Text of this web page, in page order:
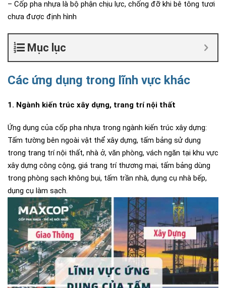
– Cốp pha nhựa là bộ phận chịu lực, chống đỡ khi bê tông tươi
chưa được định hình
Mục lục
Các ứng dụng trong lĩnh vực khác
1. Ngành kiến trúc xây dựng, trang trí nội thất
Ứng dụng của cốp pha nhựa trong ngành kiến trúc xây dựng:
Tấm tường bên ngoài vật thể xây dựng, tấm bảng sử dụng
trong trang trí nội thất, nhà ở, văn phòng, vách ngăn tại khu vực
xây dựng công cộng, giá trang trí thương mại, tấm bảng dùng
trong phòng sạch không bụi, tấm trần nhà, dụng cụ nhà bếp,
dụng cụ làm sạch.